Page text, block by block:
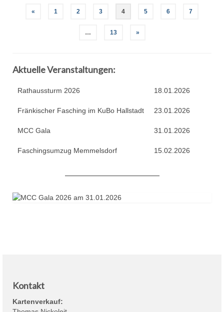
MCC Gala 2015
Jahreshaupt­versammlung 2014
50 Jahre MCC
# Session 2013/2014
Seitennummerierung
« 1 2 3 4 5 6 7
… 13 »
Aktuelle Veranstaltungen:
Rathaussturm 2026 18.01.2026
Fränkischer Fasching im KuBo Hallstadt 23.01.2026
MCC Gala 31.01.2026
Faschingsumzug Memmelsdorf 15.02.2026
Kontakt
Kartenverkauf: